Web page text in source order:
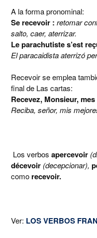
A la forma pronominal:
Se recevoir : retomar
salto, caer, aterrizar.
Le parachutiste s’est
El paracaidista aterrizó
Recevoir se emplea
final de Las cartas:
Recevez, Monsieur,
Reciba, señor, mis
Los verbos apercevoir
décevoir (decepcionar),
como recevoir.
Ver: LOS VERBOS